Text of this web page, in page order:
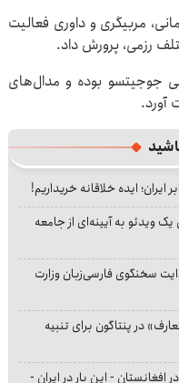
مربیگری و داوری فعالیت
رزمی، پرورش داد.
عضو تیم ملی جوجیتسو بوده و مدال‌های
آورد.
ایده خلاقانه خریداریم!
ویدئو به آیینه‌ای از جامعه
سخنگوی فارسی‌زبان وزارت
در پنتاگون برای تنبیه
افغانستان - این بار در ایران -